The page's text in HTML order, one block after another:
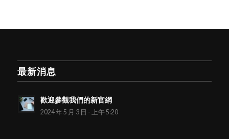
最新消息
歡迎參觀我們的新官網
2024 年 5 月 3 日 - 上午 5:20